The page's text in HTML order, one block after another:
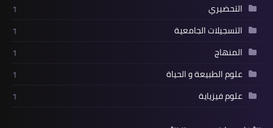
التحضيري
1
التسجيلات الجامعية
1
المنهاج
1
علوم الطبيعة و الحياة
1
علوم فيزياية
1